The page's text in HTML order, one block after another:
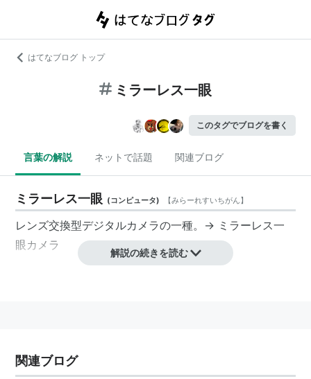
はてなブログ トップ
ミラーレス一眼
このタグでブログを書く
言葉の解説 ネットで話題 関連ブログ
ミラーレス一眼 (コンピュータ) 【みらーれすいちがん】
レンズ交換型デジタルカメラの一種。→ ミラーレス一
眼カメラ
解説の続きを読む
関連ブログ